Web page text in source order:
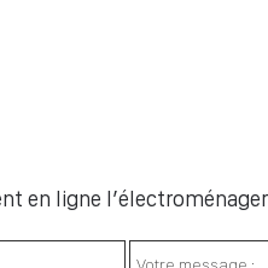
en ligne